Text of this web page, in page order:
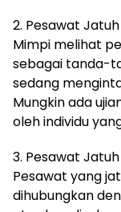
2. Pesawat
Mimpi melihat
sebagai tanda-
sedang
Mungkin ada
oleh individu
3. Pesawat
Pesawat yang
dihubungkan